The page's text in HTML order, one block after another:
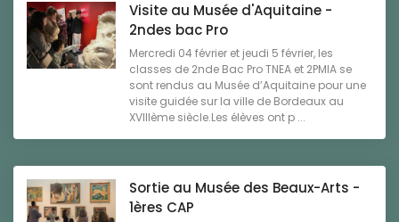
Visite au Musée d'Aquitaine -
2ndes bac Pro
Mercredi 04 février et jeudi 5 février, les
classes de 2nde Bac Pro TNEA et 2PMIA se
sont rendus au Musée d’Aquitaine pour une
visite guidée sur la ville de Bordeaux au
XVIIIème siècle.Les élèves ont p ...
Sortie au Musée des Beaux-Arts -
1ères CAP